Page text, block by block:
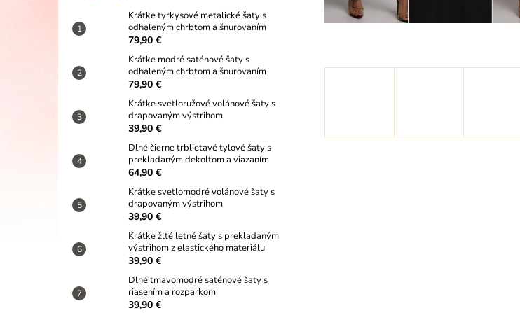
Krátke tyrkysové metalické šaty s
odhaleným chrbtom a šnurovaním
79,90 €
Krátke modré saténové šaty s
odhaleným chrbtom a šnurovaním
79,90 €
Krátke svetloružové volánové šaty s
drapovaným výstrihom
39,90 €
Dlhé čierne trblietavé tylové šaty s
prekladaným dekoltom a viazaním
64,90 €
Krátke svetlomodré volánové šaty s
drapovaným výstrihom
39,90 €
Krátke žlté letné šaty s prekladaným
výstrihom z elastického materiálu
39,90 €
Dlhé tmavomodré saténové šaty s
riasením a rozparkom
39,90 €